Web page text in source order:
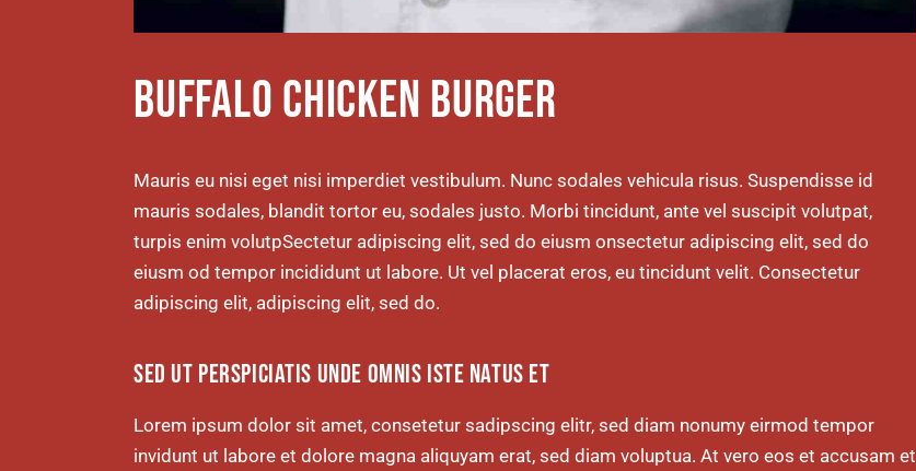
BUFFALO CHICKEN BURGER
Mauris eu nisi eget nisi imperdiet vestibulum. Nunc sodales vehicula risus. Suspendisse id
mauris sodales, blandit tortor eu, sodales justo. Morbi tincidunt, ante vel suscipit volutpat,
turpis enim volutpSectetur adipiscing elit, sed do eiusm onsectetur adipiscing elit, sed do
eiusm od tempor incididunt ut labore. Ut vel placerat eros, eu tincidunt velit. Consectetur
adipiscing elit, adipiscing elit, sed do.
SED UT PERSPICIATIS UNDE OMNIS ISTE NATUS ET
Lorem ipsum dolor sit amet, consetetur sadipscing elitr, sed diam nonumy eirmod tempor
invidunt ut labore et dolore magna aliquyam erat, sed diam voluptua. At vero eos et accusam et